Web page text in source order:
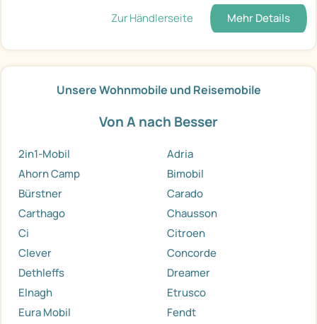
Zur Händlerseite Mehr Details
Unsere Wohnmobile und Reisemobile
Von A nach Besser
2in1-Mobil
Adria
Ahorn Camp
Bimobil
Bürstner
Carado
Carthago
Chausson
Ci
Citroen
Clever
Concorde
Dethleffs
Dreamer
Elnagh
Etrusco
Eura Mobil
Fendt